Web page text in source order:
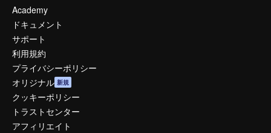
Academy
ドキュメント
サポート
利用規約
プライバシーポリシー
オリジナル 新規
クッキーポリシー
トラストセンター
アフィリエイト